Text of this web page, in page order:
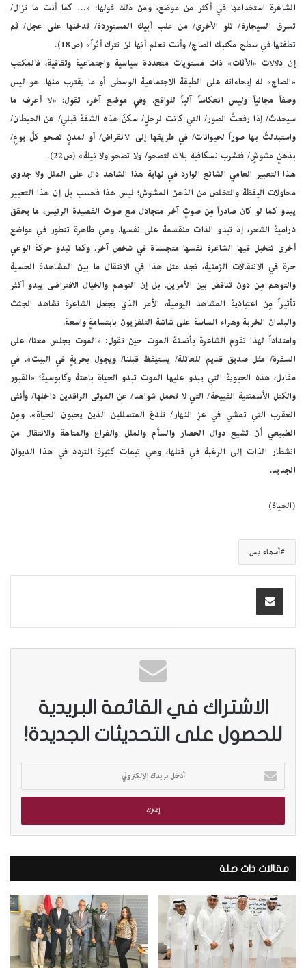
الشاعرة استخدامها في أكثر من موضع، ومن ذلك قولها: «… كما أنت ما تزال/
تسرق السيجارة/ تلو الأخرى/ من علب أبيك المستوردة/ تدخنها على عجل/ ثم
تطفئها في سطح مكتبك الصاج/ وأنت تعلم أنها لن تترك أثراً» (ص18).
إن دلالات «الأثاث» ذات مستويات متعددة سياسية واجتماعية وثقافية، فالمكتب
«الصاج» له إيحاءاته على الطبقة الاجتماعية الوسطى أو ما يقترب منها. هو ليس
وصفاً مجانياً وليس انعكاساً آلياً للواقع. وفي موضع آخر، تقول: «لا أعرف ما
سيحدث/ إذا رفعتُ الصور/ التي كانت لرجلٍ/ سكنَ هذه الشقة قبلي/ عن الحيطان/
واستبدلتُ بها صوراً لحيوانات/ في طريقها إلى الانقراض/ أو لمدنٍ تصحو كلَّ يومٍ/
بذهنٍ مشوشٍ/ فتشرب نسكافيه بلاك لتصحو/ ولا تصحو ولا نيلة» (ص22).
هذا التعبير العامي الشائع الوارد في نهاية هذا الشاهد دال على الملل ولا جدوى
محاولات اليقظة والتخلص من الذهن المشوش؛ ليس هذا فحسب بل إن هذا التعبير
يبدو كما لو كان صادراً مِن صوتٍ آخر متجادل مع صوت القصيدة الرئيس، ما يحقق
درامية الشعر، إذ تبدو الذات منقسمة على نفسها. وهي ظاهرة تتطور في مواضع
أخرى تتخيل فيها الشاعرة نفسها متجسدة في شخص آخر. وكما تبدو حركة الوعي
حرة في الانتقالات الزمنية، نجد مثل هذا في الانتقال ما بين المشاهدة الحسية
والتوهم مِن دون تناقض بين الأمرين. بل إن التوهم والخيال الافتراضى يبدو أكثر
تأثيراً مِن اعتيادية المشاهد اليومية، الأمر الذي يجعل الشاعرة تشاهد الجثث
والبلدان الخربة وهراء الساسة على شاشة التلفزيون بابتسامةٍ واسعة.
وامتداداً لهذا تقوم الشاعرة بأنسنة الموت حين تقول: «الموت يجلس معنا/ على
السفرة/ مثل صديق قديم للعائلة/ يستيقظ قبلنا/ ويجول بحريةٍ في البيت». في
مقابل، هذه الحيوية التي يبدو عليها الموت تبدو الحياة باهتة وكابوسية؛ «القبور
والكتل الأسمنتية القبيحة/ التي لا تحمل شواهد/ عن الموتى الراقدين داخلها/ وأنثى
العقرب التي تمشي في عزِ النهار/ تلدغ المتسللين الذين يحبون الحياة». ومِن
الطبيعي أن تشيع دوال الحصار والسأم والملل والفراغ والمتاهة والانتقال من
انشطار الذات إلى الرغبة في قتلها، وهي تيمات كثيرة التردد في هذا الديوان
الجديد.
(الحياة)
أسماء يس
الاشتراك في القائمة البريدية
للحصول على التحديثات الجديدة!
خ
ب
ي
د
ك
ا
ل
إ
ك
مقالات ذات صلة